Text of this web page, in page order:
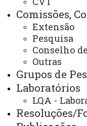
Comissões,
Extensão
Pesquisa
Conselho
Outras
Grupos de
Laboratórios
LQA -
Resoluções/
Docentes
DOCENTES
Ana Alix Mendes
Andreia Cristina